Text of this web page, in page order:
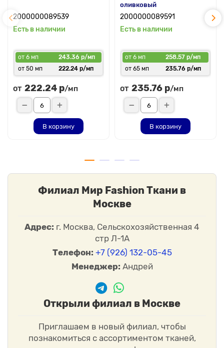
2000000089539
Есть в наличии
от 6 мп
243.36 р/мп
от 50 мп
222.24 р/мп
от 222.24 р/мп
В корзину
оливковый
2000000089591
Есть в наличии
от 6 мп
258.57 р/мп
от 65 мп
235.76 р/мп
от 235.76 р/мп
В корзину
Филиал Мир Fashion Ткани в
Москве
Адрес: г. Москва, Сельскохозяйственная 4
стр Л-1А
Телефон: +7 (926) 132-05-45
Менеджер: Андрей
Открыли филиал в Москве
Приглашаем в новый филиал, чтобы
познакомиться с ассортиментом тканей,